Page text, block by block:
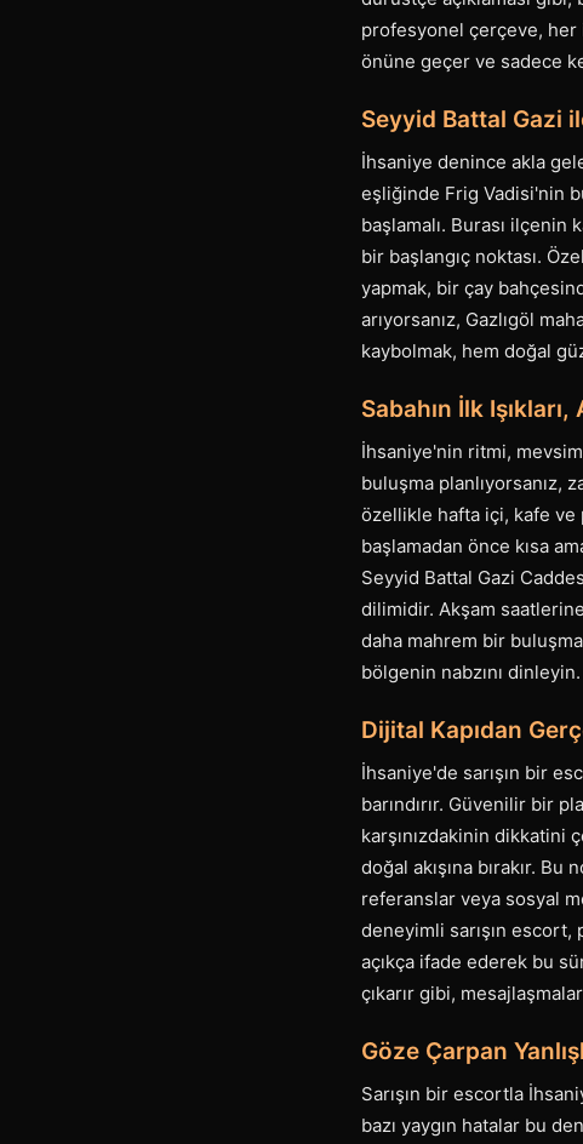
profesyonel çerçeve, her
önüne geçer ve sadece
Seyyid Battal Gazi
İhsaniye denince akla
eşliğinde Frig Vadisi'nin
başlamalı. Burası
bir başlangıç noktası.
yapmak, bir çay
arıyorsanız, Gazlıgöl
kaybolmak, hem doğal
Sabahın İlk
İhsaniye'nin ritmi,
buluşma planlıyorsanız,
özellikle hafta içi, kafe
başlamadan önce kısa
Seyyid Battal Gazi
dilimidir. Akşam
daha mahrem bir
bölgenin nabzını dinleyin.
Dijital Kapıdan
İhsaniye'de sarışın bir
barındırır. Güvenilir bir
karşınızdakinin dikkatini
doğal akışına bırakır.
referanslar veya sosyal
deneyimli sarışın
açıkça ifade ederek bu
çıkarır gibi,
Göze Çarpan
Sarışın bir escortla
bazı yaygın hatalar bu